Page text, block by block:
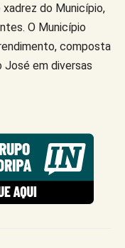
do Município,
O Município
composta
em diversas